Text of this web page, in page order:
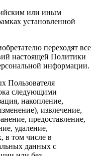
или иным
установленной
переходят все
настоящей Политики
информации.
Пользователя
следующими
накопление,
извлечение,
предоставление,
удаление,
в том числе в
данных с